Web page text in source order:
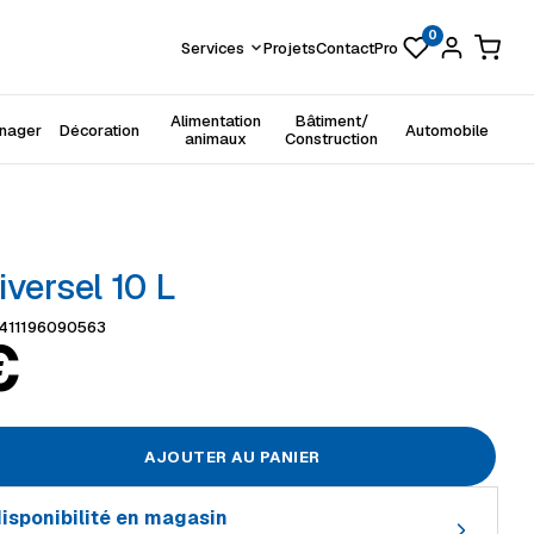
Services ProjetsContactPro
0
Décoration
Alimentation
animaux
Bâtiment/
Construction
Automobile
10 L
AJOUTER AU PANIER
en magasin